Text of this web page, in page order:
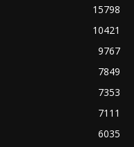
15798
10421
9767
7849
7353
7111
6035